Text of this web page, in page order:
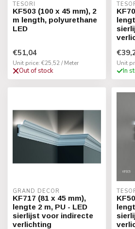
TESORI
KF503 (100 x 45 mm), 2
m length, polyurethane
LED
€51,04
Unit price: €25,52 / Meter
Out of stock
Unit
In
GRAND DECOR
KF717 (81 x 45 mm),
lengte 2 m, PU - LED
sierlijst voor indirecte
verlichting